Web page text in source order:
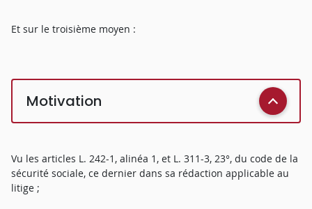
Et sur le troisième moyen :
Motivation
Vu les articles L. 242-1, alinéa 1, et L. 311-3, 23°, du code de la
sécurité sociale, ce dernier dans sa rédaction applicable au
litige ;